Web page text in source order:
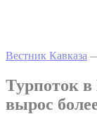
Вестник Кавказа
Турпоток
вырос